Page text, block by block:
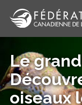
Le
oiseaux